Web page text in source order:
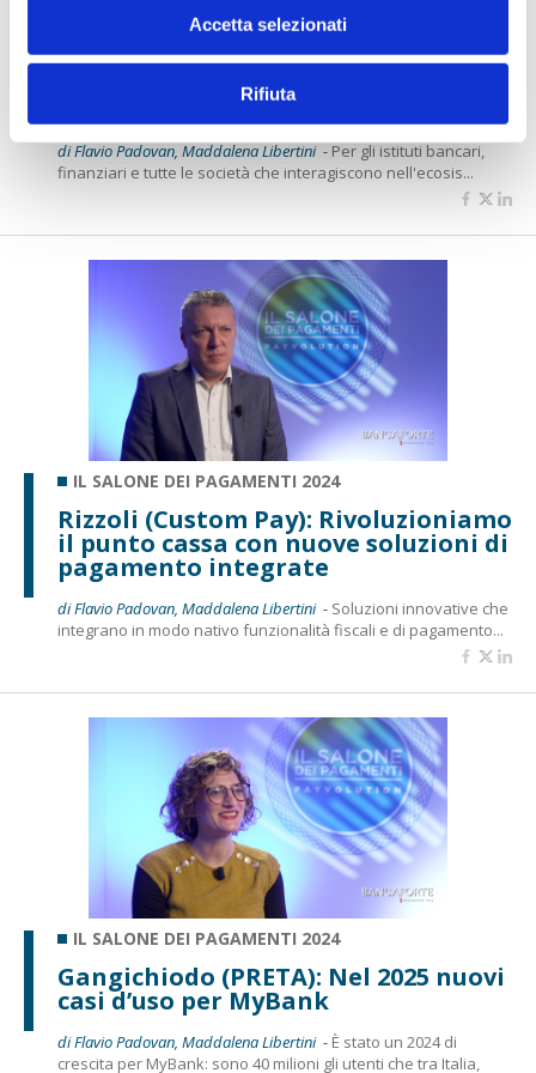
Accetta selezionati
Rifiuta
Renna (comforte): La cybersecurity
come abilitatore del business
di Flavio Padovan, Maddalena Libertini -Per gli istituti bancari,
finanziari e tutte le società che interagiscono nell'ecosis...
IL SALONE DEI PAGAMENTI 2024
Rizzoli (Custom Pay): Rivoluzioniamo
il punto cassa con nuove soluzioni di
pagamento integrate
di Flavio Padovan, Maddalena Libertini - Soluzioni innovative che
integrano in modo nativo funzionalità fiscali e di pagamento...
IL SALONE DEI PAGAMENTI 2024
Gangichiodo (PRETA): Nel 2025 nuovi
casi d’uso per MyBank
di Flavio Padovan, Maddalena Libertini - È stato un 2024 di
crescita per MyBank: sono 40 milioni gli utenti che tra Italia,